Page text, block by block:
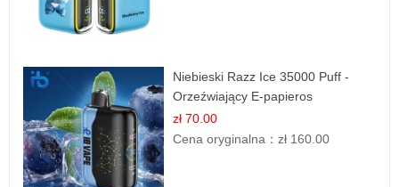
Niebieski Razz Ice 35000 Puff -
Orzeźwiający E-papieros
Jednorazowy | IBVAPE
zł 70.00
Cena oryginalna：zł 160.00